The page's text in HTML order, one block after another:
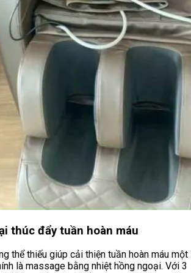
thúc đẩy tuần hoàn máu
thể thiếu giúp cải thiện tuần hoàn máu một
là massage bằng nhiệt hồng ngoại. Với 3